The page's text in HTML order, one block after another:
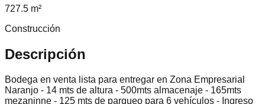
727.5 m²
Construcción
Descripción
Bodega en venta lista para entregar en Zona Empresarial
Naranjo - 14 mts de altura - 500mts almacenaje - ⁠165mts
mezaninne - ⁠125 mts de parqueo para 6 vehículos - Ingreso